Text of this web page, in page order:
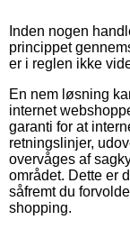
Inden nogen
princippet
er i reglen ikke
En nem løsning
internet
garanti for at
retningslinjer,
overvåges af
området. Dette er
såfremt du
shopping.